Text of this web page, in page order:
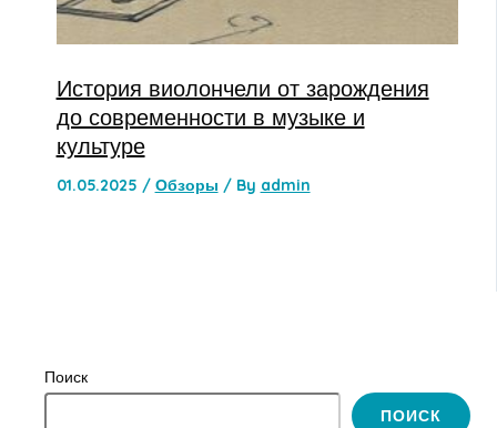
Поиск
ПОИСК
История виолончели от зарождения
до современности в музыке и
культуре
01.05.2025 / Обзоры / By admin